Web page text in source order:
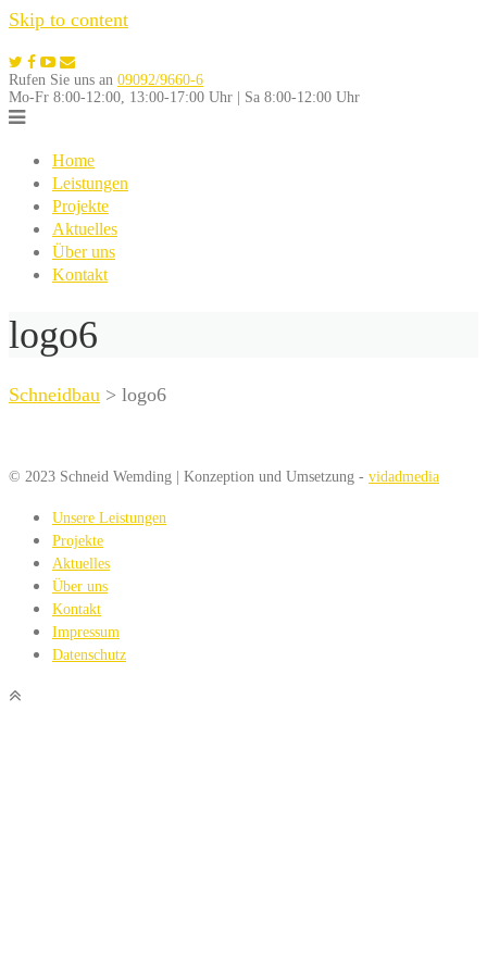
Skip to content
Rufen Sie uns an 09092/9660-6
Mo-Fr 8:00-12:00, 13:00-17:00 Uhr | Sa 8:00-12:00 Uhr
Home
Leistungen
Projekte
Aktuelles
Über uns
Kontakt
logo6
Schneidbau > logo6
© 2023 Schneid Wemding | Konzeption und Umsetzung - vidadmedia
Unsere Leistungen
Projekte
Aktuelles
Über uns
Kontakt
Impressum
Datenschutz